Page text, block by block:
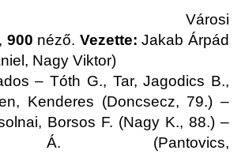
900 néző. Vezette:Jakab Árpád
Nagy Viktor)
– Tóth G., Tar, Jagodics B.,
Kenderes (Doncsecz, 79.) –
Borsos F. (Nagy K., 88.) –
Á. (Pantovics,